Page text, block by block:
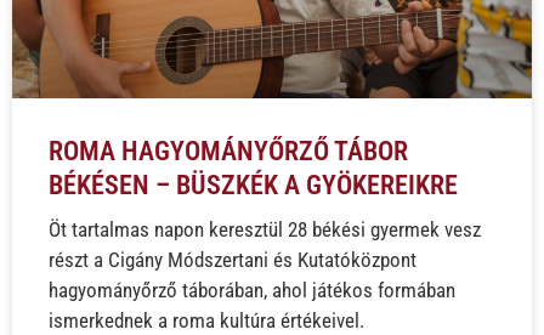
ROMA HAGYOMÁNYŐRZŐ TÁBOR
BÉKÉSEN – BÜSZKÉK A GYÖKEREIKRE
Öt tartalmas napon keresztül 28 békési gyermek vesz
részt a Cigány Módszertani és Kutatóközpont
hagyományőrző táborában, ahol játékos formában
ismerkednek a roma kultúra értékeivel.